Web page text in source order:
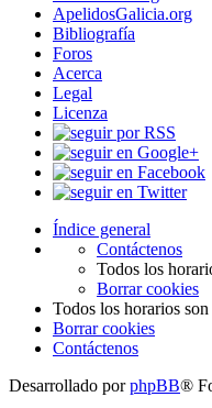
ApelidosGalicia.org
Bibliografía
Foros
Acerca
Legal
Licenza
Índice general
Contáctenos
Todos los
Borrar cookies
Todos los horarios son
Borrar cookies
Contáctenos
Desarrollado porphpBB®